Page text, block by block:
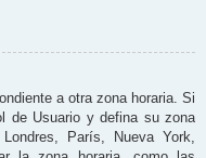
a otra zona horaria. Si
de Usuario y defina su zona
París, Nueva York,